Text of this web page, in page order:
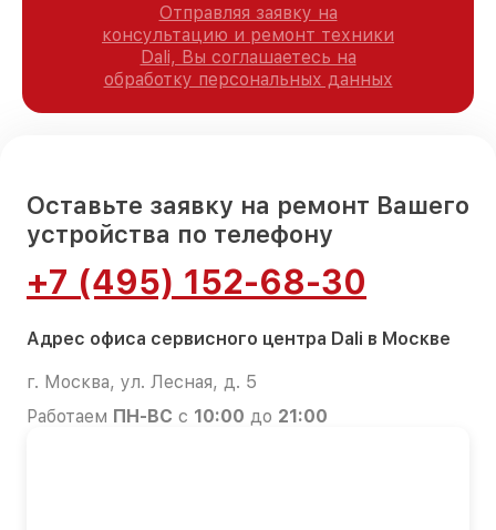
Отправляя заявку на
консультацию и ремонт техники
Dali, Вы соглашаетесь на
обработку персональных данных
Оставьте заявку на ремонт Вашего
устройства по телефону
+7 (495) 152-68-30
Адрес офиса сервисного центра Dali в Москве
г. Москва, ул. Лесная, д. 5
Работаем ПН-ВС с 10:00 до 21:00